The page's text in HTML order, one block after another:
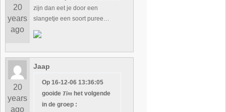
20
years
ago
zijn dan eet je door een
slangetje een soort puree…
20
years
ago
Jaap
Op 16-12-06 13:36:05
gooide Tim het volgende
in de groep :